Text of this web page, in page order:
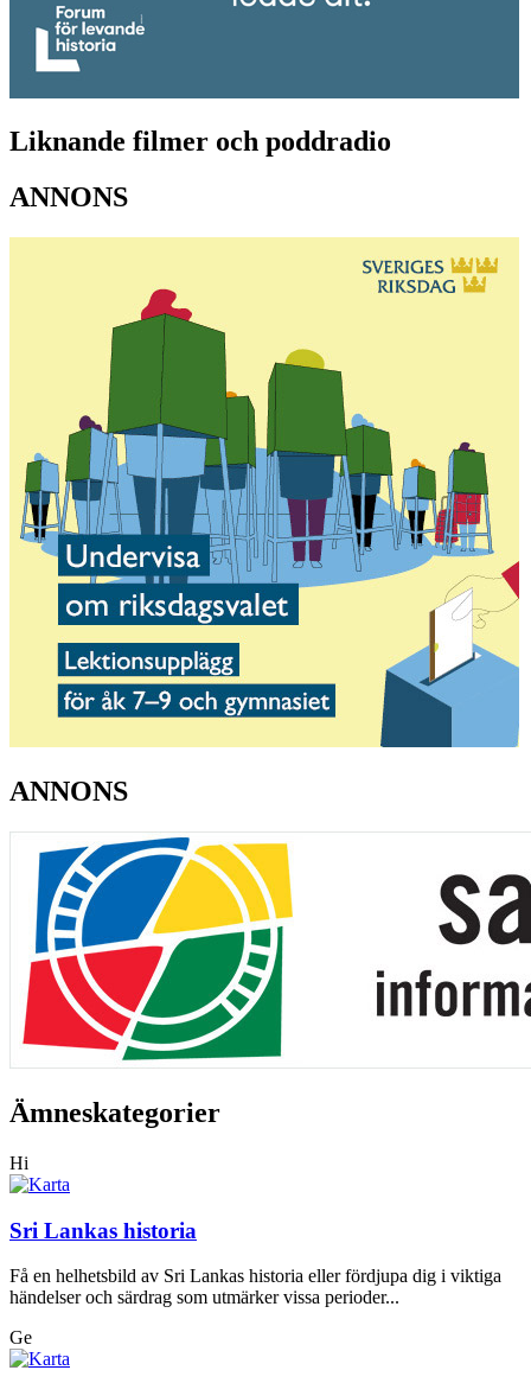
Liknande filmer och poddradio
ANNONS
ANNONS
Ämneskategorier
Hi
Sri Lankas historia
Få en helhetsbild av Sri Lankas historia eller fördjupa dig i viktiga
händelser och särdrag som utmärker vissa perioder...
Ge